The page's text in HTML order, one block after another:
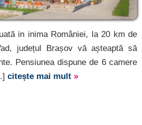
in inima României, la 20 km de
județul Brașov vă așteaptă să
Pensiunea dispune de 6 camere
citește mai mult »